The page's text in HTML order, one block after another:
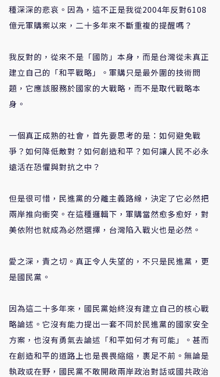
種深深的悲哀。因為，這不正是我從2004年反對6108
億元軍購案以來，二十多年來不斷重複的提醒嗎？
我反對的，從來不是「國防」本身，而是台灣從未真正
建立自己的「和平戰略」。軍購只是最外圍的技術問
題，它應該服務於國家的大戰略，而不是取代戰略本
身。
一個真正成熟的社會，首先要思考的是：如何避免戰
爭？如何降低敵對？如何創造和平？如何讓人民不必永
遠活在恐懼與對抗之中？
但是很可惜，民進黨的分離主義路線，決定了它必然把
兩岸推向衝突。在這種邏輯下，軍購當然愈多愈好，對
美依附也就成為必然選擇，台灣陷入戰火也是必然。
愛之深，責之切。真正令人失望的，不只是民進黨，更
是國民黨。
因為這二十多年來，國民黨始終沒有建立自己的核心戰
略論述。它沒有能力提出一套不同於民進黨的國家安全
方案，也沒有勇氣去論述「和平如何才有可能」。甚而
在創造和平的道路上也是畏畏縮縮，裹足不前。無論是
執政或在野，國民黨不敢開啟兩岸政治對話或國共政治